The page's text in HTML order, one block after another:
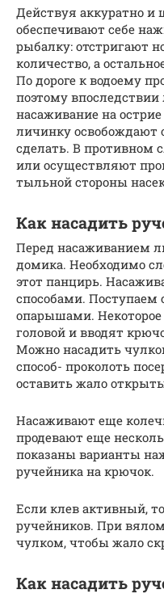
Действуя аккуратно и
обеспечивают себе
рыбалку: отстригают
количество, а
По дороге к водоему
поэтому впоследствии
насаживание на
личинку освобождают
сделать. В противном
или осуществляют
тыльной стороны
Как насадить
Перед насаживанием
домика. Необходимо
этот панцирь.
способами. Поступаем
опарышами.
головой и вводят
Можно насадить
способ- проколоть
оставить жало
Насаживают еще
продевают еще
показаны варианты
ручейника на крючок.
Если клев активный,
ручейников. При
чулком, чтобы жало
Как насадить